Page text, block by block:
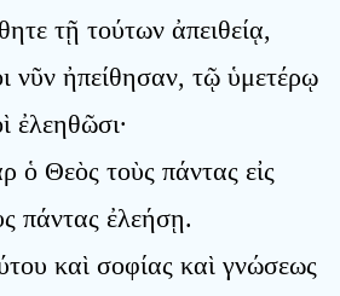
τῇ τούτων ἀπειθείᾳ,
νῦν ἠπείθησαν, τῷ ὑμετέρῳ
ἐλεηθῶσι·
ὁ Θεὸς τοὺς πάντας εἰς
πάντας ἐλεήσῃ.
καὶ σοφίας καὶ γνώσεως